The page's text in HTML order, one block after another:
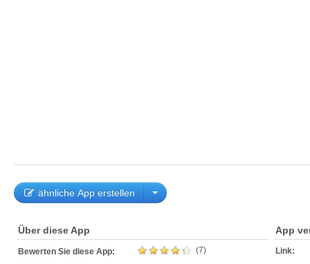
ähnliche App erstellen
Über diese App
Bewerten Sie diese App: (7)
App
Link: